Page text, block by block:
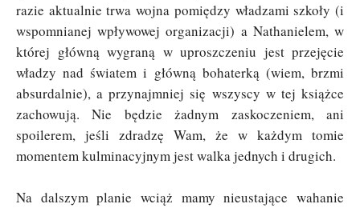
razie aktualnie trwa wojna pomiędzy władzami szkoły (i
wspomnianej wpływowej organizacji) a Nathanielem, w
której główną wygraną w uproszczeniu jest przejęcie
władzy nad światem i główną bohaterką (wiem, brzmi
absurdalnie), a przynajmniej się wszyscy w tej książce
zachowują. Nie będzie żadnym zaskoczeniem, ani
spoilerem, jeśli zdradzę Wam, że w każdym tomie
momentem kulminacyjnym jest walka jednych i drugich.
Na dalszym planie wciąż mamy nieustające wahanie